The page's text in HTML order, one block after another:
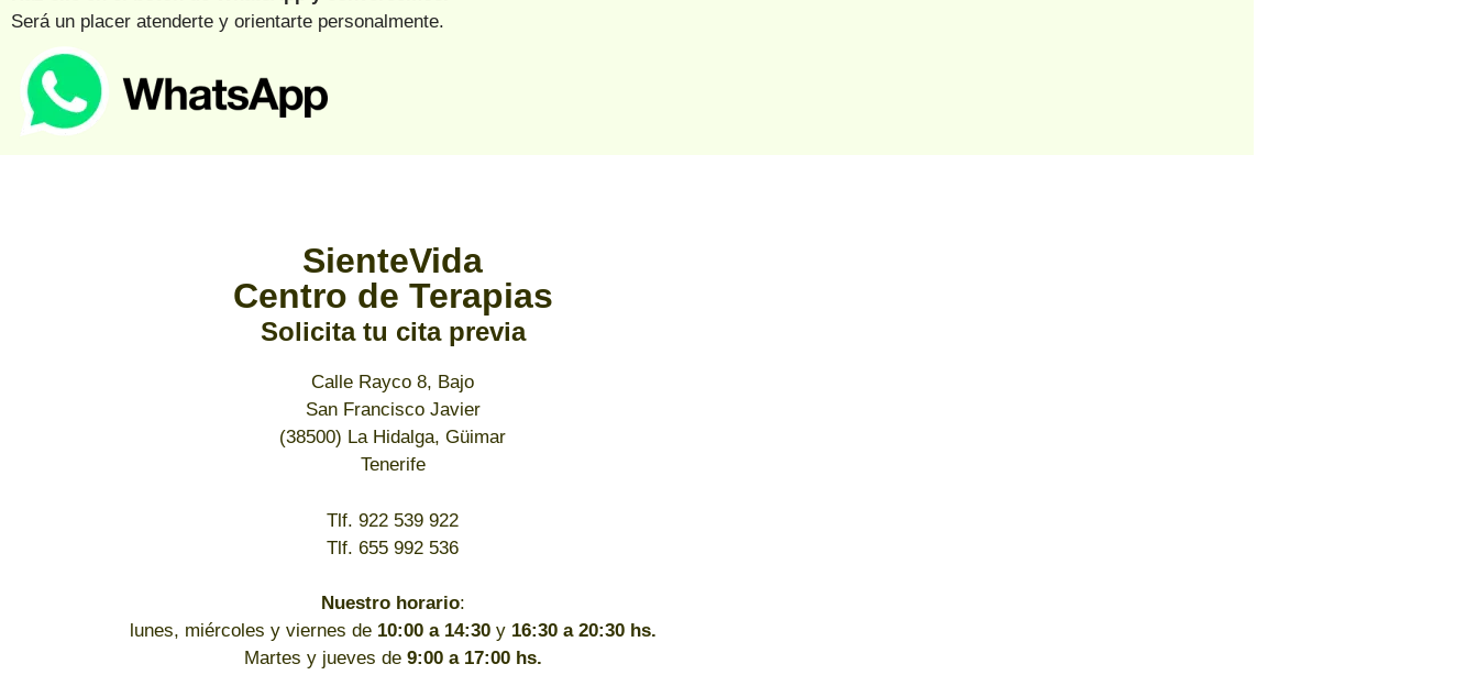
Será un placer atenderte y orientarte personalmente.
SienteVida
Centro de Terapias
Solicita tu cita previa
Calle Rayco 8, Bajo
San Francisco Javier
(38500) La Hidalga, Güimar
Tenerife
Tlf. 922 539 922
Tlf. 655 992 536
Nuestro horario:
lunes, miércoles y viernes de 10:00 a 14:30y 16:30 a 20:30 hs.
Martes y jueves de 9:00 a 17:00 hs.